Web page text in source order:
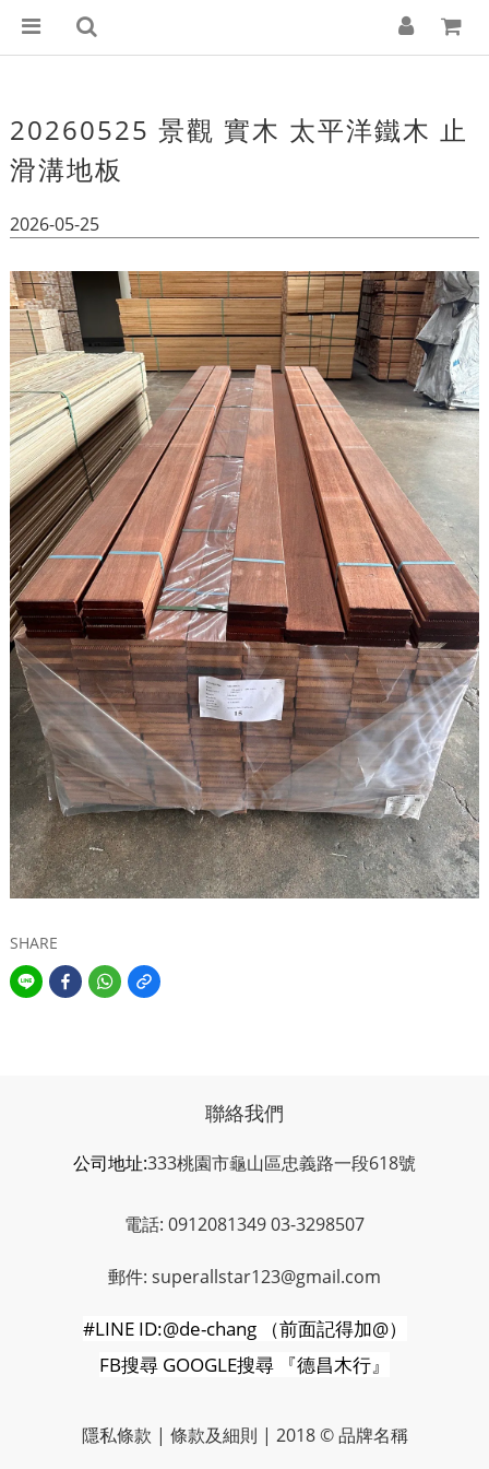
20260525 景觀 實木 太平洋鐵木 止
滑溝地板
2026-05-25
SHARE
聯絡我們
公司地址:333桃園市龜山區忠義路一段618號
電話: 0912081349 03-3298507
郵件: superallstar123@gmail.com
#LINE ID:@de-chang （前面記得加@）
FB搜尋 GOOGLE搜尋 『德昌木行』
隱私條款 | 條款及細則 | 2018 © 品牌名稱